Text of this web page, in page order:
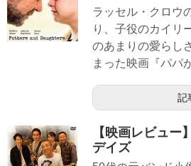
ラッセル・クロウ
り、子役のカイリ
のあまりの愛らし
まった映画『パパ
記
【映画レビュー
デイズ